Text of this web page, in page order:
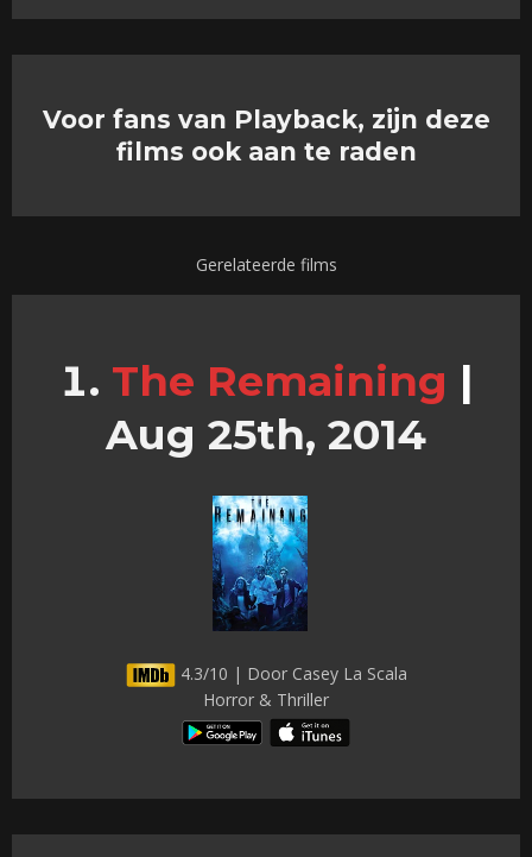
Voor fans van Playback, zijn deze
films ook aan te raden
Gerelateerde films
The Remaining |
Aug 25th, 2014
4.3/10 | Door Casey La Scala
Horror & Thriller